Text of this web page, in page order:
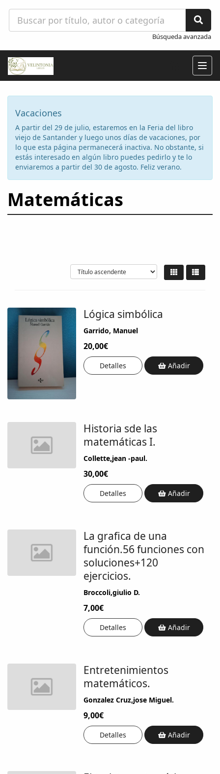
Búsqueda avanzada
Vacaciones
A partir del 29 de julio, estaremos en la Feria del libro
viejo de Santander y luego unos días de vacaciones, por
lo que esta página permanecerá inactiva. No obstante, si
estás interesado en algún libro puedes pedirlo y te lo
enviaremos a partir del 30 de agosto. Feliz verano.
Matemáticas
Lógica simbólica
Garrido, Manuel
20,00€
Detalles Añadir
Historia sde las
matemáticas I.
Collette,jean -paul.
30,00€
Detalles Añadir
La grafica de una
función.56 funciones con
soluciones+120
ejercicios.
Broccoli,giulio D.
7,00€
Detalles Añadir
Entretenimientos
matemáticos.
Gonzalez Cruz,jose Miguel.
9,00€
Detalles Añadir